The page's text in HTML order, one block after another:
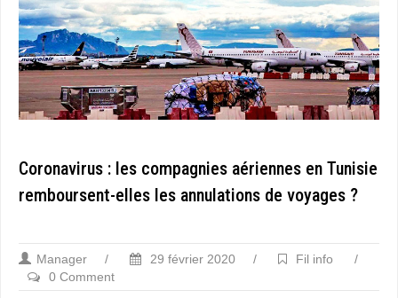
Coronavirus : les compagnies aériennes en Tunisie
remboursent-elles les annulations de voyages ?
Manager / 29 février 2020 / Fil info
/
0 Comment